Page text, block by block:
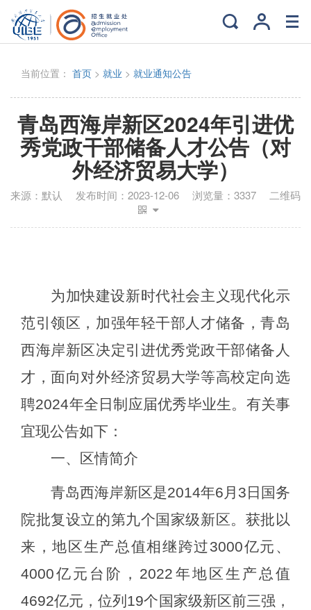
当前位置： 首页 > 就业 > 就业通知公告
青岛西海岸新区2024年引进优
秀党政干部储备人才公告（对
外经济贸易大学）
来源： 默认 发布时间： 2023-12-06 浏览量： 3337 二维码
为加快建设新时代社会主义现代化示
范引领区，加强年轻干部人才储备，青岛
西海岸新区决定引进优秀党政干部储备人
才，面向对外经济贸易大学等高校定向选
聘2024年全日制应届优秀毕业生。有关事
宜现公告如下：
一、区情简介
青岛西海岸新区是2014年6月3日国务
院批复设立的第九个国家级新区。获批以
来，地区生产总值相继跨过3000亿元、
4000亿元台阶，2022年地区生产总值
4692亿元，位列19个国家级新区前三强，